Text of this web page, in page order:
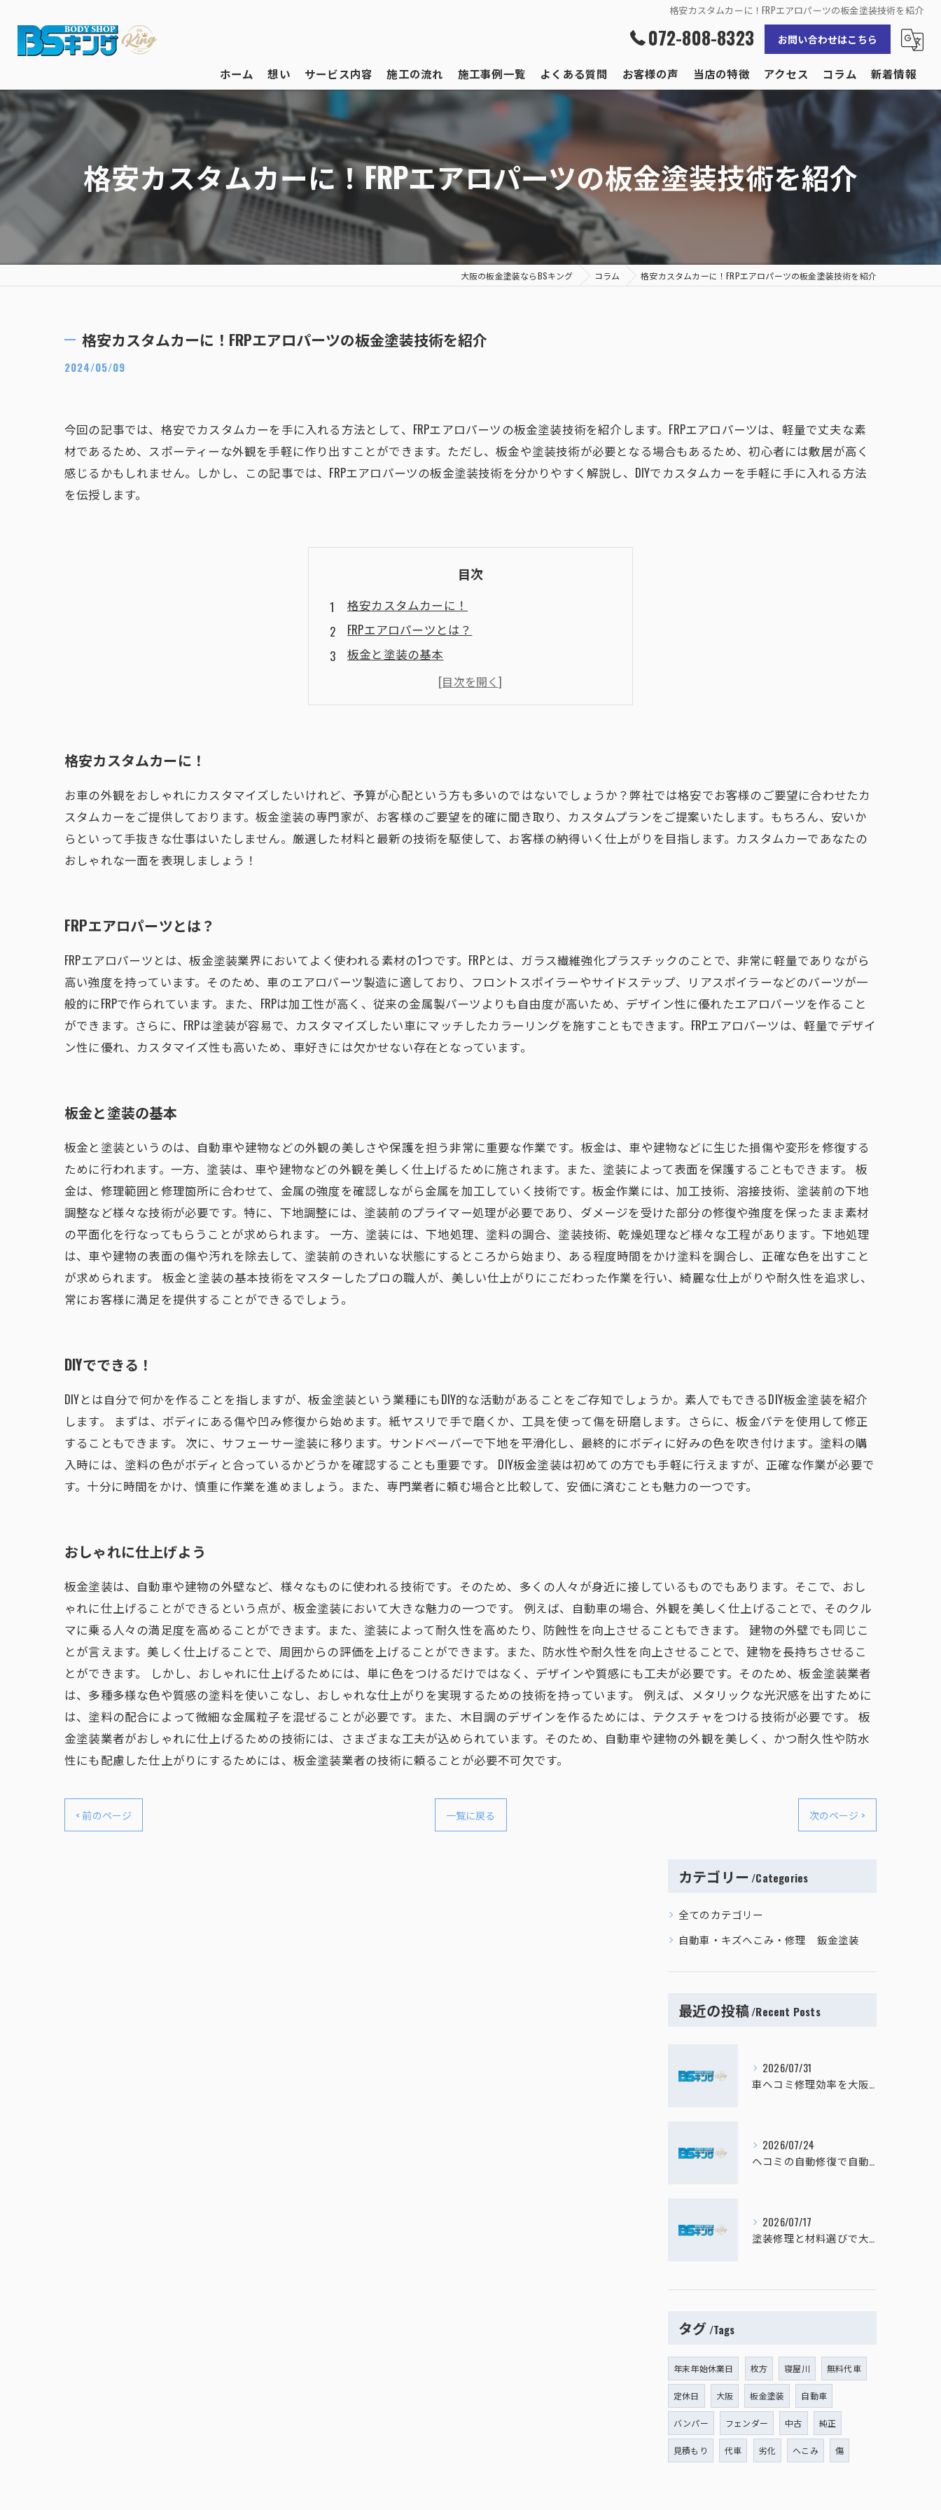
格安カスタムカーに！FRPエアロパーツの板金塗装技術を紹介
072-808-8323 お問い合わせはこちら
ホーム 想い サービス内容 施工の流れ 施工事例一覧 よくある質問 お客様の声 当店の特徴
修理
事故
アクセス コラム 新着情報
格安カスタムカーに！FRPエアロパーツの板金塗装技術を紹介
大阪の板金塗装ならBSキング コラム 格安カスタムカーに！FRPエアロパーツの板金塗装技術を紹介
格安カスタムカーに！FRPエアロパーツの板金塗装技術を紹介
2024/05/09
今回の記事では、格安でカスタムカーを手に入れる方法として、FRPエアロパーツの板金塗装技術を紹介します。FRPエアロパーツは、軽量で丈夫な素
材であるため、スポーティーな外観を手軽に作り出すことができます。ただし、板金や塗装技術が必要となる場合もあるため、初心者には敷居が高く
感じるかもしれません。しかし、この記事では、FRPエアロパーツの板金塗装技術を分かりやすく解説し、DIYでカスタムカーを手軽に手に入れる方法
を伝授します。
目次
格安カスタムカーに！
FRPエアロパーツとは？
板金と塗装の基本
おしゃれに仕上げよう
格安カスタムカーに！
お車の外観をおしゃれにカスタマイズしたいけれど、予算が心配という方も多いのではないでしょうか？弊社では格安でお客様のご要望に合わせたカ
スタムカーをご提供しております。板金塗装の専門家が、お客様のご要望を的確に聞き取り、カスタムプランをご提案いたします。もちろん、安いか
らといって手抜きな仕事はいたしません。厳選した材料と最新の技術を駆使して、お客様の納得いく仕上がりを目指します。カスタムカーであなたの
おしゃれな一面を表現しましょう！
FRPエアロパーツとは？
FRPエアロパーツとは、板金塗装業界においてよく使われる素材の1つです。FRPとは、ガラス繊維強化プラスチックのことで、非常に軽量でありながら
高い強度を持っています。そのため、車のエアロパーツ製造に適しており、フロントスポイラーやサイドステップ、リアスポイラーなどのパーツが一
般的にFRPで作られています。また、FRPは加工性が高く、従来の金属製パーツよりも自由度が高いため、デザイン性に優れたエアロパーツを作ること
ができます。さらに、FRPは塗装が容易で、カスタマイズしたい車にマッチしたカラーリングを施すこともできます。FRPエアロパーツは、軽量でデザイ
ン性に優れ、カスタマイズ性も高いため、車好きには欠かせない存在となっています。
板金と塗装の基本
板金と塗装というのは、自動車や建物などの外観の美しさや保護を担う非常に重要な作業です。板金は、車や建物などに生じた損傷や変形を修復する
ために行われます。一方、塗装は、車や建物などの外観を美しく仕上げるために施されます。また、塗装によって表面を保護することもできます。 板
金は、修理範囲と修理箇所に合わせて、金属の強度を確認しながら金属を加工していく技術です。板金作業には、加工技術、溶接技術、塗装前の下地
調整など様々な技術が必要です。特に、下地調整には、塗装前のプライマー処理が必要であり、ダメージを受けた部分の修復や強度を保ったまま素材
の平面化を行なってもらうことが求められます。 一方、塗装には、下地処理、塗料の調合、塗装技術、乾燥処理など様々な工程があります。下地処理
は、車や建物の表面の傷や汚れを除去して、塗装前のきれいな状態にするところから始まり、ある程度時間をかけ塗料を調合し、正確な色を出すこと
が求められます。 板金と塗装の基本技術をマスターしたプロの職人が、美しい仕上がりにこだわった作業を行い、綺麗な仕上がりや耐久性を追求し、
常にお客様に満足を提供することができるでしょう。
DIYでできる！
DIYとは自分で何かを作ることを指しますが、板金塗装という業種にもDIY的な活動があることをご存知でしょうか。素人でもできるDIY板金塗装を紹介
します。 まずは、ボディにある傷や凹み修復から始めます。紙ヤスリで手で磨くか、工具を使って傷を研磨します。さらに、板金パテを使用して修正
することもできます。 次に、サフェーサー塗装に移ります。サンドペーパーで下地を平滑化し、最終的にボディに好みの色を吹き付けます。塗料の購
入時には、塗料の色がボディと合っているかどうかを確認することも重要です。 DIY板金塗装は初めての方でも手軽に行えますが、正確な作業が必要で
す。十分に時間をかけ、慎重に作業を進めましょう。また、専門業者に頼む場合と比較して、安価に済むことも魅力の一つです。
おしゃれに仕上げよう
板金塗装は、自動車や建物の外壁など、様々なものに使われる技術です。そのため、多くの人々が身近に接しているものでもあります。そこで、おし
ゃれに仕上げることができるという点が、板金塗装において大きな魅力の一つです。 例えば、自動車の場合、外観を美しく仕上げることで、そのクル
マに乗る人々の満足度を高めることができます。また、塗装によって耐久性を高めたり、防蝕性を向上させることもできます。 建物の外壁でも同じこ
とが言えます。美しく仕上げることで、周囲からの評価を上げることができます。また、防水性や耐久性を向上させることで、建物を長持ちさせるこ
とができます。 しかし、おしゃれに仕上げるためには、単に色をつけるだけではなく、デザインや質感にも工夫が必要です。そのため、板金塗装業者
は、多種多様な色や質感の塗料を使いこなし、おしゃれな仕上がりを実現するための技術を持っています。 例えば、メタリックな光沢感を出すために
は、塗料の配合によって微細な金属粒子を混ぜることが必要です。また、木目調のデザインを作るためには、テクスチャをつける技術が必要です。 板
金塗装業者がおしゃれに仕上げるための技術には、さまざまな工夫が込められています。そのため、自動車や建物の外観を美しく、かつ耐久性や防水
性にも配慮した仕上がりにするためには、板金塗装業者の技術に頼ることが必要不可欠です。
< 前のページ 一覧に戻る 次のページ >
カテゴリー Categories
全てのカテゴリー
自動車・キズへこみ・修理 鈑金塗装
最近の投稿 Recent Posts
2026/07/31
車ヘコミ修理効率を大阪府寝屋川市四條畷市で高めるための費用比較と選択ポイント
2026/07/24
ヘコミの自動修復で自動車のキズへこみを板金塗装なしで安く直すセルフ修理ガイド
2026/07/17
塗装修理と材料選びで大阪府寝屋川市大阪市西区の愛車キズへこみを賢く直す方法
タグ Tags
年末年始休業日 枚方 寝屋川 無料代車
定休日 大阪 板金塗装 自動車
バンパー フェンダー 中古 純正
見積もり 代車 劣化 へこみ 傷